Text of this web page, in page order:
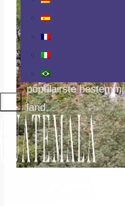
Je vertrouwde gids
door Guatemala’s
met meer dan 65
populairste
land.